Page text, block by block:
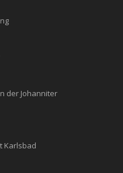
der Johanniter
Karlsbad